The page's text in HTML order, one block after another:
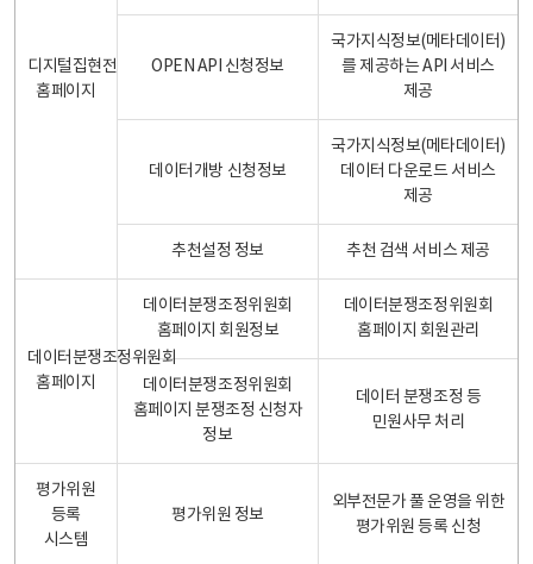
디지털집현전
홈페이지
OPEN API 신청정보
국가지식정보(메타데이터)
를 제공하는 API 서비스
제공
데이터개방 신청정보
국가지식정보(메타데이터)
데이터 다운로드 서비스
제공
추천설정 정보 추천 검색 서비스 제공
데이터분쟁조정위원회
홈페이지
데이터분쟁조정위원회
홈페이지 회원정보
데이터분쟁조정위원회
홈페이지 회원관리
데이터분쟁조정위원회
홈페이지 분쟁조정 신청자
정보
데이터 분쟁조정 등
민원사무 처리
평가위원
등록
시스템
평가위원 정보
외부전문가 풀 운영을 위한
평가위원 등록 신청